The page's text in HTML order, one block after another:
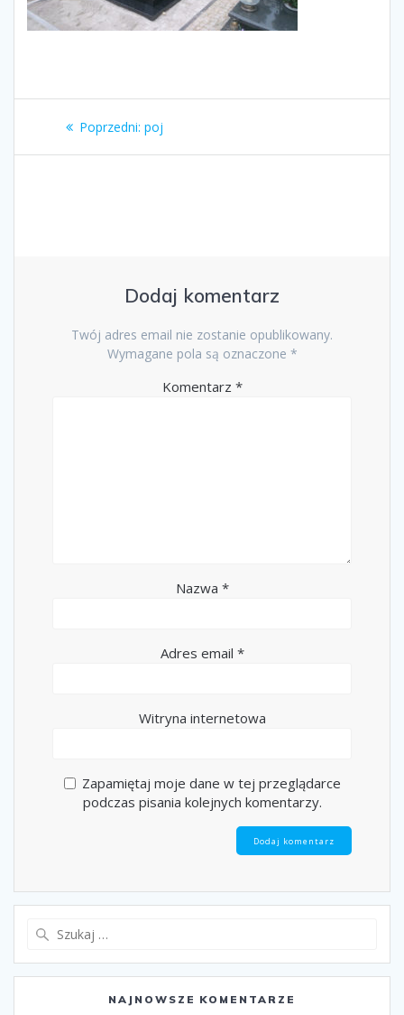
Nawigacja
wpisu
Poprzedni: Poprzedni
poj
Dodaj komentarz
Twój adres email nie zostanie opublikowany.
Wymagane pola są oznaczone *
Komentarz *
Nazwa *
Adres email *
Witryna internetowa
Zapamiętaj moje dane w tej przeglądarce
podczas pisania kolejnych komentarzy.
NAJNOWSZE KOMENTARZE